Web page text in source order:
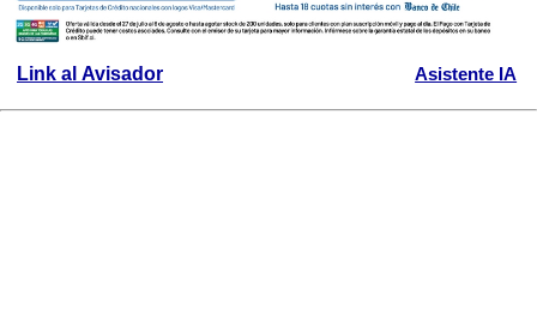
Link al Avisador Asistente IA